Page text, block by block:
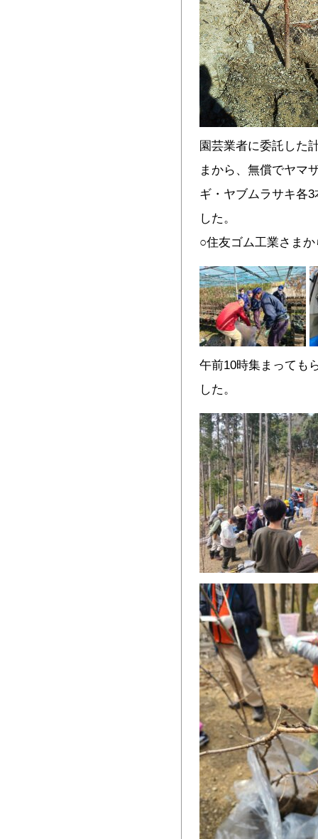
園芸業者に委託した
まから、無償でヤマ
ギ・ヤブムラサキ各
した。
○住友ゴム工業さま
午前10時集まっても
した。